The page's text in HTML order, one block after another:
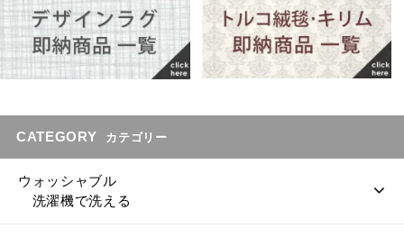
CATEGORY カテゴリー
ウォッシャブル
洗濯機で洗える